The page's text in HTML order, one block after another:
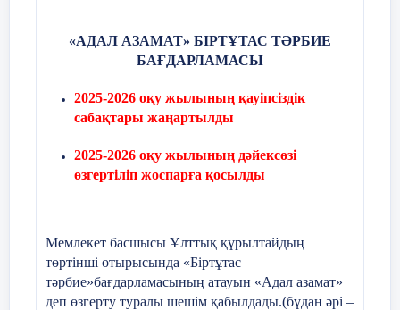
«АДАЛ АЗАМАТ» БІРТҰТАС ТӘРБИЕ
БАҒДАРЛАМАСЫ
2025-2026 оқу жылының қауіпсіздік
сабақтары жаңартылды
2025-2026 оқу жылының дәйексөзі
өзгертіліп жоспарға қосылды
Мемлекет басшысы Ұлттық құрылтайдың
төртінші отырысында «Біртұтас
тәрбие»бағдарламасының атауын «Адал азамат»
деп өзгерту туралы шешім қабылдады.(бұдан әрі –